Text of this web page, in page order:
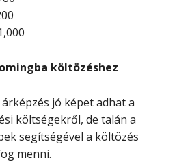
költözéshez
jó képet adhat a
költségekről, de talán a
segítségével a költözés
menni.